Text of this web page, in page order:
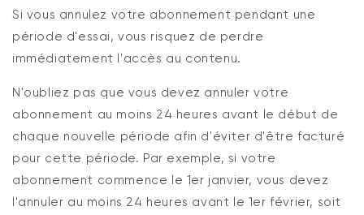
Si vous annulez votre abonnement pendant une
période d'essai, vous risquez de perdre
immédiatement l'accès au contenu.
N'oubliez pas que vous devez annuler votre
abonnement au moins 24 heures avant le début de
chaque nouvelle période afin d'éviter d'être facturé
pour cette période. Par exemple, si votre
abonnement commence le 1er janvier, vous devez
l'annuler au moins 24 heures avant le 1er février, soit